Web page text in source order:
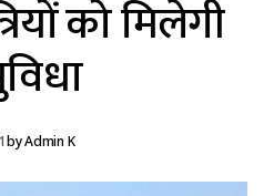
को मिलेगी
byAdmin K